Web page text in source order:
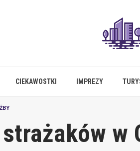
CIEKAWOSTKI IMPREZY
w